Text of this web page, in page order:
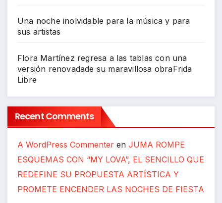
Una noche inolvidable para la música y para
sus artistas
Flora Martínez regresa a las tablas con una
versión renovadade su maravillosa obraFrida
Libre
Recent Comments
A WordPress Commenter en JUMA ROMPE
ESQUEMAS CON “MY LOVA”, EL SENCILLO QUE
REDEFINE SU PROPUESTA ARTÍSTICA Y
PROMETE ENCENDER LAS NOCHES DE FIESTA